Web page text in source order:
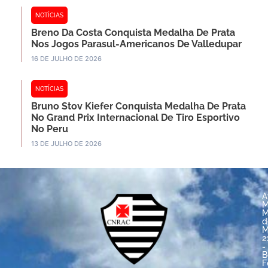
NOTÍCIAS
Breno Da Costa Conquista Medalha De Prata
Nos Jogos Parasul-Americanos De Valledupar
16 DE JULHO DE 2026
NOTÍCIAS
Bruno Stov Kiefer Conquista Medalha De Prata
No Grand Prix Internacional De Tiro Esportivo
No Peru
13 DE JULHO DE 2026
-